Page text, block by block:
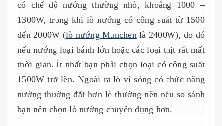
có chế độ nướng thường nhỏ, khoảng 1000 –
1300W, trong khi lò nướng có công suất từ 1500
đến 2000W (lò nướng Munchen là 2400W), do đó
nếu nướng loại bánh lớn hoặc các loại thịt rất mất
thời gian. Ít nhất bạn phải chọn loại có công suất
1500W trở lên.Ngoài ra lò vi sóng có chức năng
nướng thường đắt hơn lò thường nên nếu so sánh
bạn nên chọn lò nướng chuyên dụng hơn.